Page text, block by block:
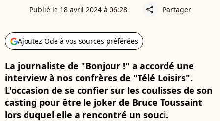
Publié le 18 avril 2024 à 06:28 share Partager
Ajoutez Ode à vos sources préférées
La journaliste de "Bonjour !" a accordé une
interview à nos confrères de "Télé Loisirs".
L'occasion de se confier sur les coulisses de son
casting pour être le joker de Bruce Toussaint
lors duquel elle a rencontré un souci.